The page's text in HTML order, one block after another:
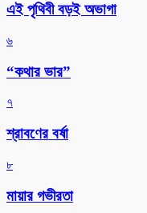
এই পৃথিবী বড়ই অভাগা
৬
“কথার ভার”
৭
শ্রাবণের বর্ষা
৮
মায়ার গভীরতা